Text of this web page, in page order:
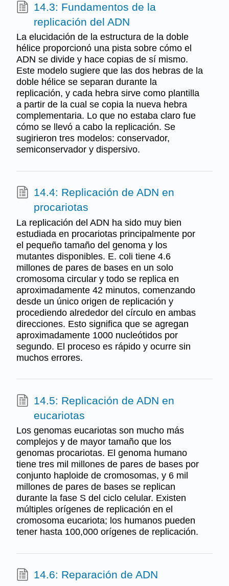
14.3: Fundamentos de la
replicación del ADN
La elucidación de la estructura de la doble
hélice proporcionó una pista sobre cómo el
ADN se divide y hace copias de sí mismo.
Este modelo sugiere que las dos hebras de la
doble hélice se separan durante la
replicación, y cada hebra sirve como plantilla
a partir de la cual se copia la nueva hebra
complementaria. Lo que no estaba claro fue
cómo se llevó a cabo la replicación. Se
sugirieron tres modelos: conservador,
semiconservador y dispersivo.
14.4: Replicación de ADN en
procariotas
La replicación del ADN ha sido muy bien
estudiada en procariotas principalmente por
el pequeño tamaño del genoma y los
mutantes disponibles. E. coli tiene 4.6
millones de pares de bases en un solo
cromosoma circular y todo se replica en
aproximadamente 42 minutos, comenzando
desde un único origen de replicación y
procediendo alrededor del círculo en ambas
direcciones. Esto significa que se agregan
aproximadamente 1000 nucleótidos por
segundo. El proceso es rápido y ocurre sin
muchos errores.
14.5: Replicación de ADN en
eucariotas
Los genomas eucariotas son mucho más
complejos y de mayor tamaño que los
genomas procariotas. El genoma humano
tiene tres mil millones de pares de bases por
conjunto haploide de cromosomas, y 6 mil
millones de pares de bases se replican
durante la fase S del ciclo celular. Existen
múltiples orígenes de replicación en el
cromosoma eucariota; los humanos pueden
tener hasta 100,000 orígenes de replicación.
14.6: Reparación de ADN